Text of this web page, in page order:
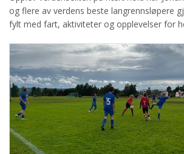
og flere av verdens beste langrennsløpere
fylt med fart, aktiviteter og opplevelser for